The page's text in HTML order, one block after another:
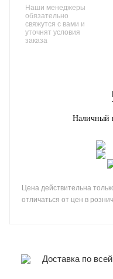
Наши менеджеры
обязательно
свяжутся с вами и
уточнят условия
заказа
Наличный
Цена действительна
отличаться от цен в
Доставка по